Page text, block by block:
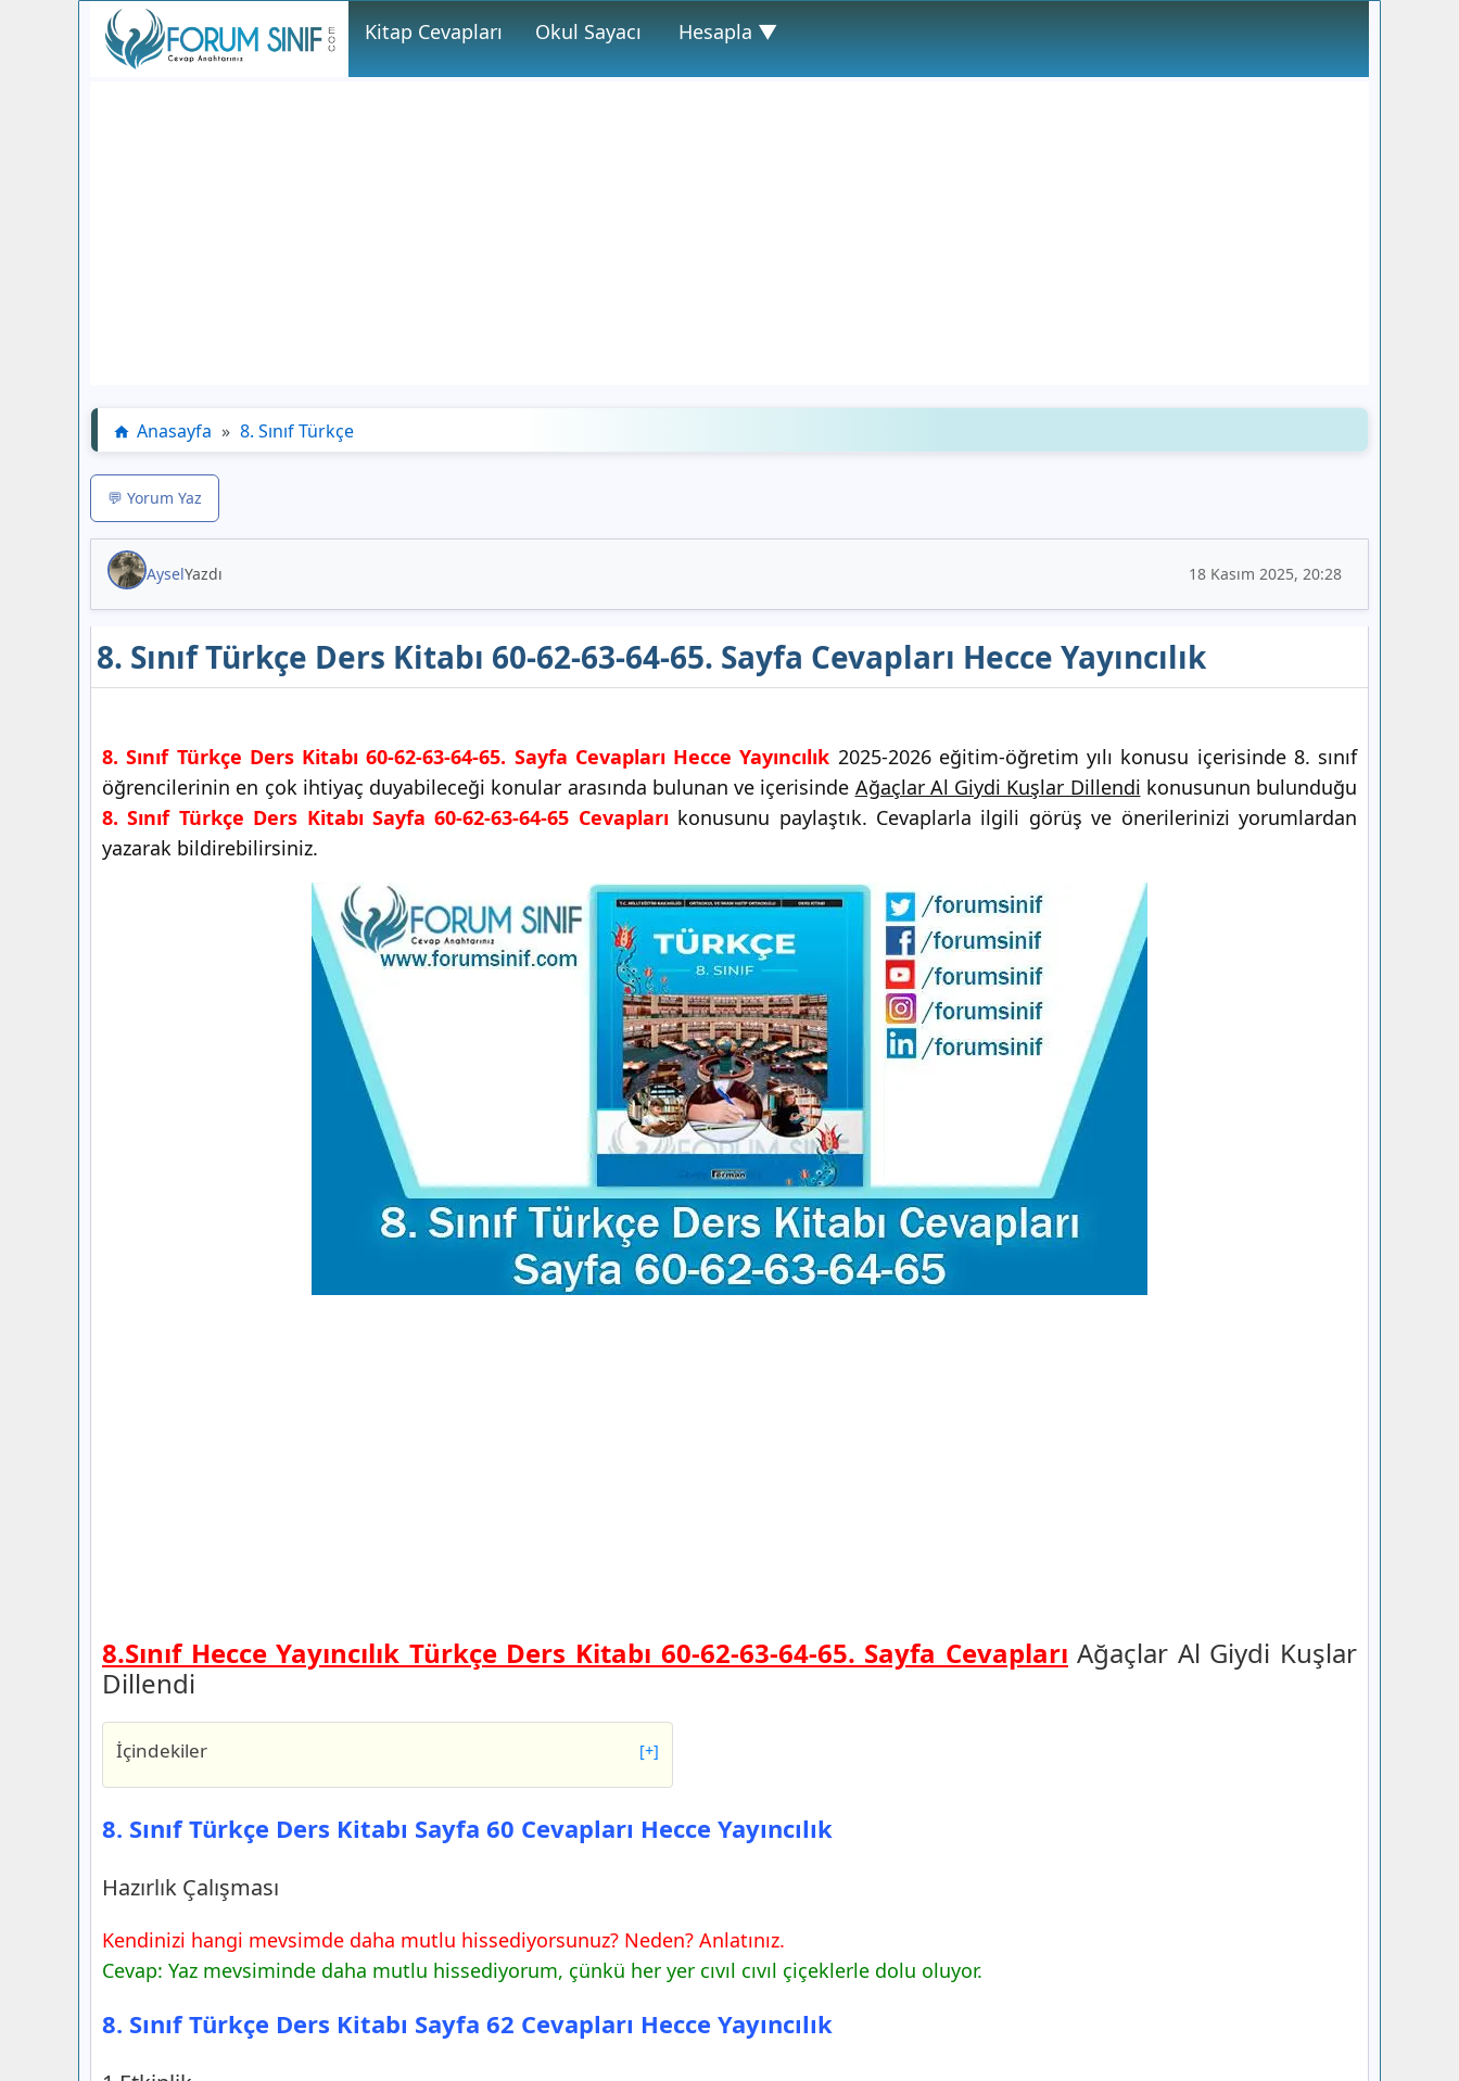
Kitap Cevapları Okul Sayacı Hesapla ▼
Anasayfa » 8. Sınıf Türkçe
💬 Yorum Yaz
AyselYazdı 18 Kasım 2025, 20:28
8. Sınıf Türkçe Ders Kitabı 60-62-63-64-65. Sayfa Cevapları Hecce Yayıncılık
8. Sınıf Türkçe Ders Kitabı 60-62-63-64-65. Sayfa Cevapları Hecce Yayıncılık 2025-2026 eğitim-öğretim yılı konusu içerisinde 8. sınıf
öğrencilerinin en çok ihtiyaç duyabileceği konular arasında bulunan ve içerisinde Ağaçlar Al Giydi Kuşlar Dillendi konusunun bulunduğu
8. Sınıf Türkçe Ders Kitabı Sayfa 60-62-63-64-65 Cevaplarıkonusunu paylaştık. Cevaplarla ilgili görüş ve önerilerinizi yorumlardan
yazarak bildirebilirsiniz.
8.Sınıf Hecce Yayıncılık Türkçe Ders Kitabı 60-62-63-64-65. Sayfa Cevapları Ağaçlar Al Giydi Kuşlar
Dillendi
İçindekiler [+]
8. Sınıf Türkçe Ders Kitabı Sayfa 60 Cevapları Hecce
Yayıncılık
Hazırlık Çalışması
8. Sınıf Türkçe Ders Kitabı Sayfa 62 Cevapları Hecce
Yayıncılık
1.Etkinlik
8. Sınıf Türkçe Ders Kitabı Sayfa 63 Cevapları Hecce
2.Etkinlik
8. Sınıf Türkçe Ders Kitabı Sayfa 60 Cevapları Hecce Yayıncılık
Hazırlık Çalışması
Kendinizi hangi mevsimde daha mutlu hissediyorsunuz? Neden? Anlatınız.
Cevap: Yaz mevsiminde daha mutlu hissediyorum, çünkü her yer cıvıl cıvıl çiçeklerle dolu oluyor.
8. Sınıf Türkçe Ders Kitabı Sayfa 62 Cevapları Hecce Yayıncılık